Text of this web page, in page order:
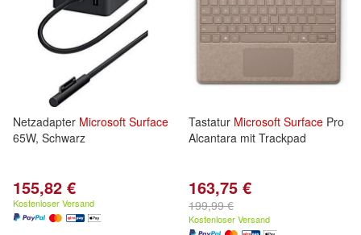
Netzadapter Microsoft Surface
65W, Schwarz
155,82 €
Kostenloser Versand
Tastatur Microsoft Surface Pro
Alcantara mit Trackpad
163,75 €
199,99 €
Kostenloser Versand